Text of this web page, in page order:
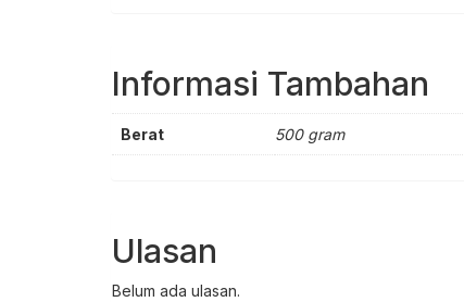
Informasi Tambahan
Berat 500 gram
Ulasan
Belum ada ulasan.